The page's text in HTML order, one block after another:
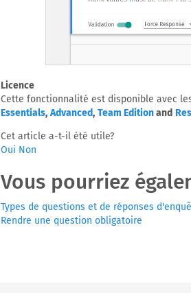
Licence
Cette fonctionnalité est disponible avec
Essentials, Advanced, Team Editionand
Cet article a-t-il été utile?
Oui Non
Vous pourriez
Types de questions et de réponses
Rendre une question obligatoire